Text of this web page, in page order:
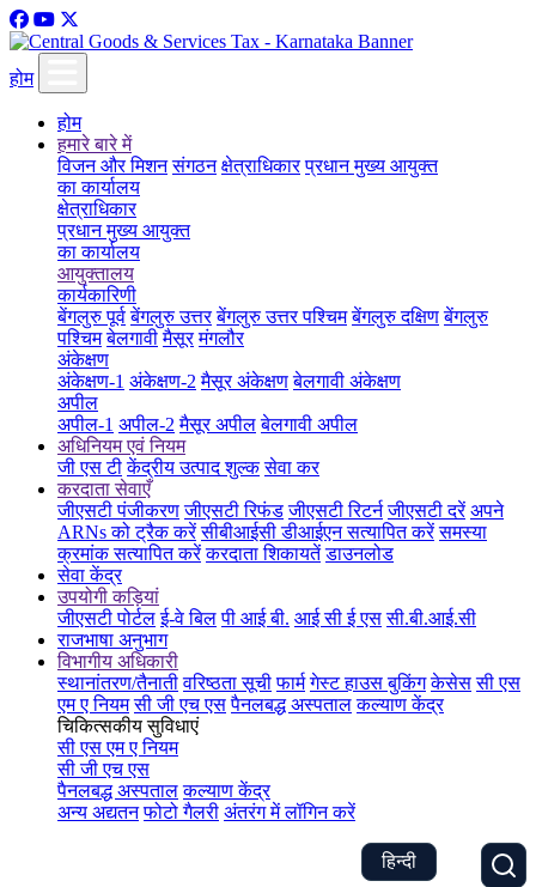
होम
होम
हमारे बारे में
विजन और मिशन संगठन क्षेत्राधिकार प्रधान मुख्य आयुक्त
का कार्यालय
क्षेत्राधिकार
प्रधान मुख्य आयुक्त
का कार्यालय
आयुक्तालय
कार्यकारिणी
बेंगलुरु पूर्व बेंगलुरु उत्तर बेंगलुरु उत्तर पश्चिम बेंगलुरु दक्षिण बेंगलुरु
पश्चिम बेलगावी मैसूर मंगलौर
अंकेक्षण
अंकेक्षण-1 अंकेक्षण-2 मैसूर अंकेक्षण बेलगावी अंकेक्षण
अपील
अपील-1 अपील-2 मैसूर अपील बेलगावी अपील
अधिनियम एवं नियम
जी एस टी केंद्रीय उत्पाद शुल्क सेवा कर
करदाता सेवाएँ
जीएसटी पंजीकरण जीएसटी रिफंड जीएसटी रिटर्न जीएसटी दरें अपने
ARNs को ट्रैक करें सीबीआईसी डीआईएन सत्यापित करें समस्या
क्रमांक सत्यापित करें करदाता शिकायतें डाउनलोड
सेवा केंद्र
उपयोगी कड़ियां
जीएसटी पोर्टल ई-वे बिल पी आई बी. आई सी ई एस सी.बी.आई.सी
राजभाषा अनुभाग
विभागीय अधिकारी
स्थानांतरण/तैनाती वरिष्ठता सूची फार्म गेस्ट हाउस बुकिंग केसेस सी एस
एम ए नियम सी जी एच एस पैनलबद्ध अस्पताल कल्याण केंद्र
चिकित्सकीय सुविधाएं
सी एस एम ए नियम
सी जी एच एस
पैनलबद्ध अस्पताल कल्याण केंद्र
अन्य अद्यतन फोटो गैलरी अंतरंग में लॉगिन करें
हिन्दी